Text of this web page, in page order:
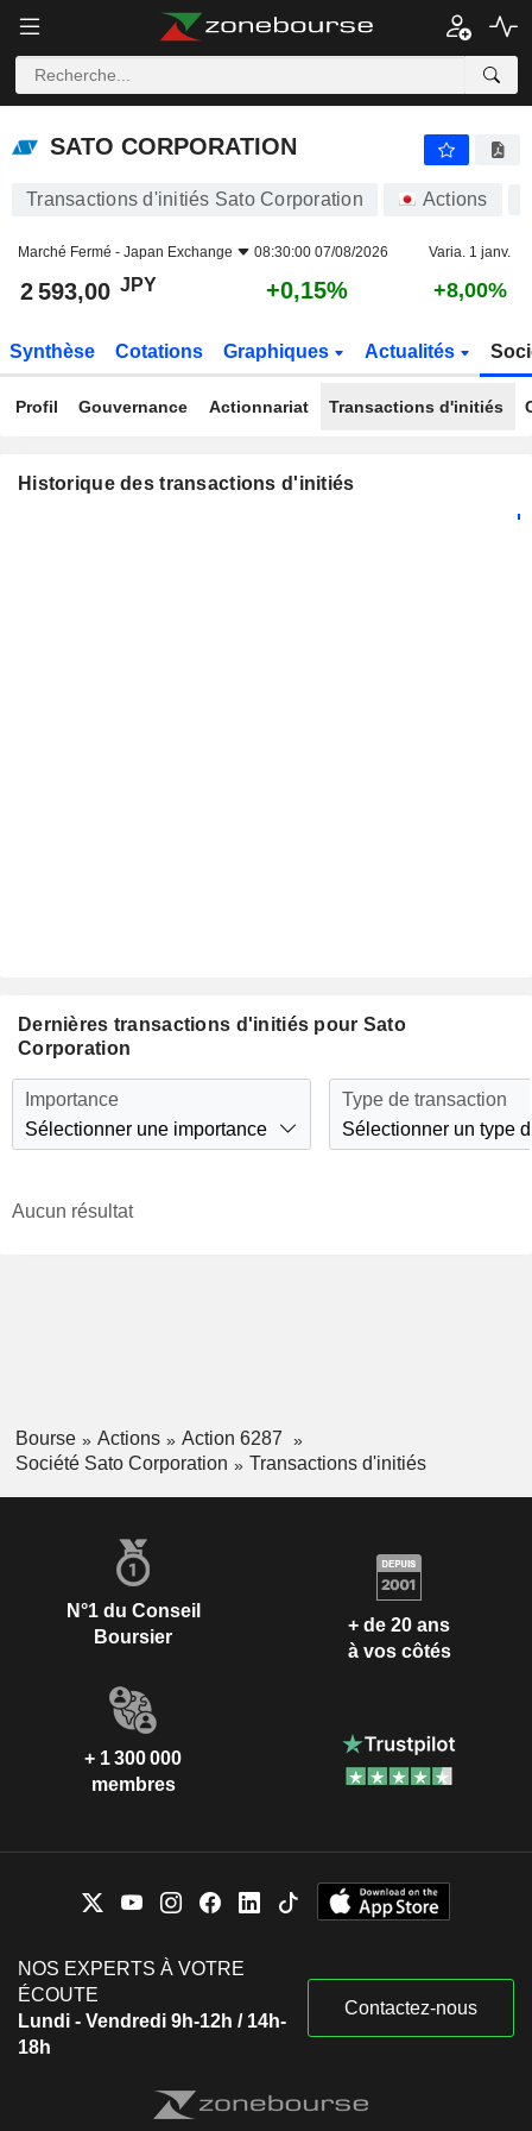
SATO CORPORATION
SATO CORPORATION
Transactions d'initiés Sato Corporation Actions
Marché Fermé - Japan Exchange 08:30:00 07/08/2026 Varia. 1 janv.
2 593,00 JPY +0,15% +8,00%
Synthèse Cotations Graphiques Actualités
Profil Gouvernance Actionnariat Transactions d'initiés
Historique des transactions d'initiés
Dernières transactions d'initiés pour Sato
Corporation
Importance
Sélectionner une importance
Type de transaction
Sélectionner un type
Aucun résultat
Bourse Actions
Action 6287
Société Sato Corporation
Transactions d'initiés
N°1 du Conseil
Boursier
+ de 20 ans
à vos côtés
+ 1 300 000
membres
NOS EXPERTS À VOTRE
ÉCOUTE
Lundi - Vendredi 9h-12h / 14h-
18h
Contactez-nous